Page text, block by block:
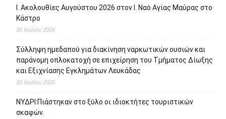
Ι. Ακολουθίες Αυγούστου 2026 στον Ι. Ναό Αγίας Μαύρας στο
Κάστρο
30 Ιουλίου 2026
Σύλληψη ημεδαπού για διακίνηση ναρκωτικών ουσιών και
παράνομη οπλοκατοχή σε επιχείρηση του Τμήματος Δίωξης
και Εξιχνίασης Εγκλημάτων Λευκάδας
30 Ιουλίου 2026
ΝΥΔΡΙ:Πιάστηκαν στο ξύλο οι ιδιοκτήτες τουριστικών
σκαφών.